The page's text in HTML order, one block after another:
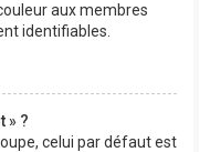
aux membres
identifiables.
» ?
celui par défaut est